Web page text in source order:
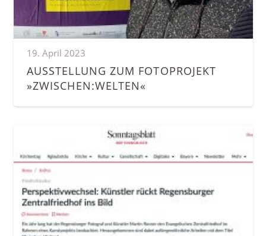
19. April 2023
AUSSTELLUNG ZUM FOTOPROJEKT
»ZWISCHEN:WELTEN«